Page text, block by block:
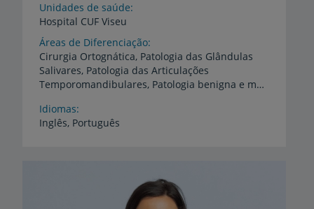
Unidades de saúde
Hospital CUF Viseu
Áreas de Diferenciação
Cirurgia Ortognática, Patologia das Glândulas
Salivares, Patologia das Articulações
Temporomandibulares, Patologia benigna e maligna da cavidade oral face e pescoço
Idiomas
Inglês, Português